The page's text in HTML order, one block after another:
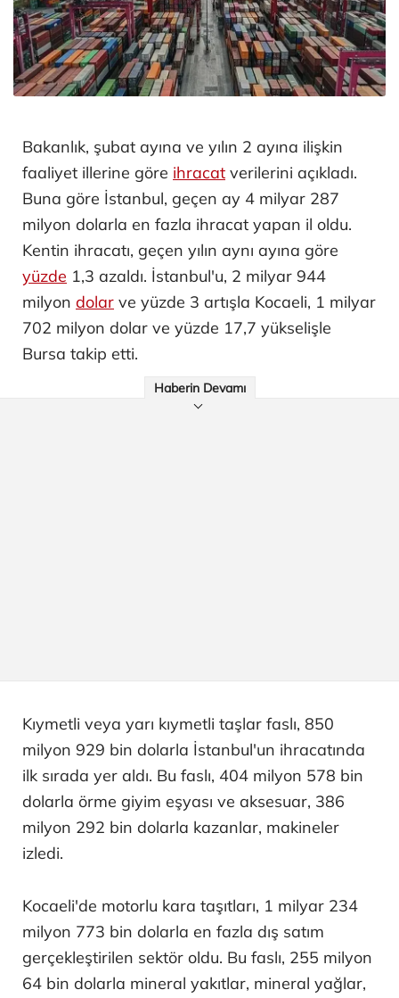
Bakanlık, şubat ayına ve yılın 2 ayına ilişkin
faaliyet illerine göre ihracat verilerini açıkladı.
Buna göre İstanbul, geçen ay 4 milyar 287
milyon dolarla en fazla ihracat yapan il oldu.
Kentin ihracatı, geçen yılın aynı ayına göre
yüzde 1,3 azaldı. İstanbul'u, 2 milyar 944
milyon dolar ve yüzde 3 artışla Kocaeli, 1 milyar
702 milyon dolar ve yüzde 17,7 yükselişle
Bursa takip etti.
Haberin Devamı
Kıymetli veya yarı kıymetli taşlar faslı, 850
milyon 929 bin dolarla İstanbul'un ihracatında
ilk sırada yer aldı. Bu faslı, 404 milyon 578 bin
dolarla örme giyim eşyası ve aksesuar, 386
milyon 292 bin dolarla kazanlar, makineler
izledi.
Kocaeli'de motorlu kara taşıtları, 1 milyar 234
milyon 773 bin dolarla en fazla dış satım
gerçekleştirilen sektör oldu. Bu faslı, 255 milyon
64 bin dolarla mineral yakıtlar, mineral yağlar,